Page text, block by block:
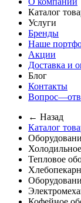
Каталог
Услуги
Бренды
Наше
Акции
Доставка и
Блог
Контакты
← Назад
Каталог
Тепловое